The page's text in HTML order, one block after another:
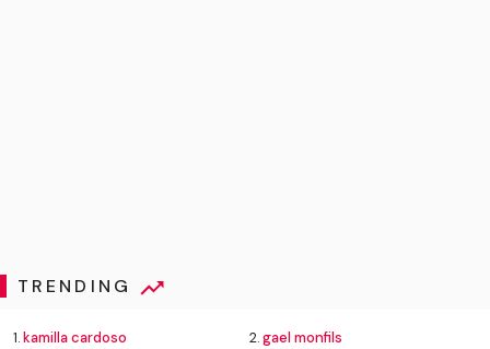
TRENDING
1.kamilla cardoso 2.gael monfils